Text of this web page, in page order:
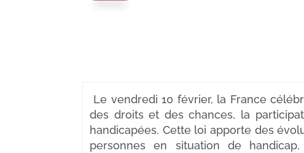
Le vendredi 10 février, la France
des droits et des chances, la
handicapées. Cette loi apporte des
personnes en situation de